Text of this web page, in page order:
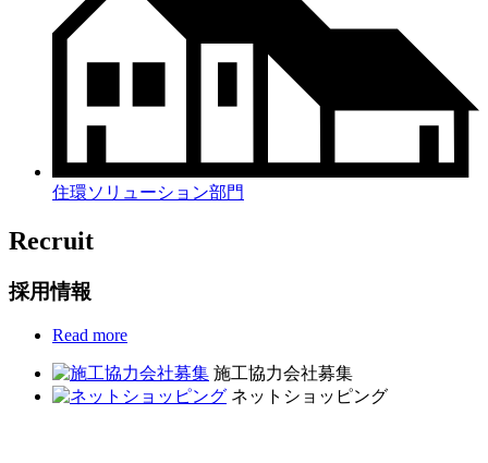
住環ソリューション部門
Recruit
採用情報
Read more
施工協力会社募集
ネットショッピング